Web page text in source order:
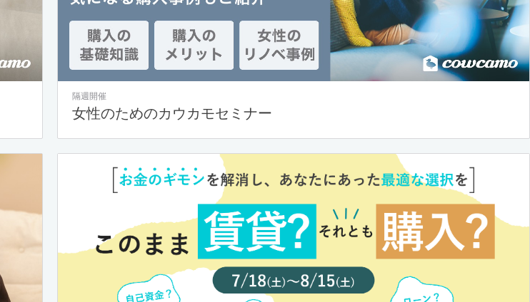
隔週開催
女性のためのカウカモセミナー